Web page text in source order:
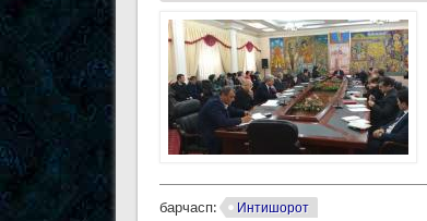
барчасп: Интишорот